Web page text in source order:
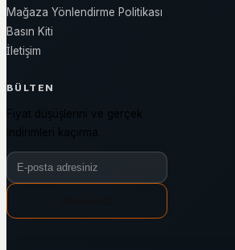
Mağaza Yönlendirme Politikası
Basın Kiti
İletişim
BÜLTEN
Fiyat düşüşlerini ve gerçek
indirimleri kaçırma.
Bülten e-posta adresiniz